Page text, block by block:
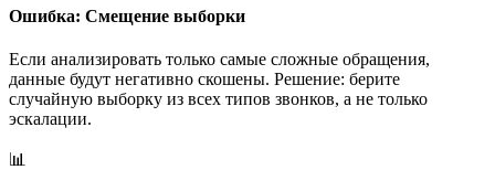
Ошибка: Смещение выборки
Если анализировать только самые сложные обращения,
данные будут негативно скошены. Решение: берите
случайную выборку из всех типов звонков, а не только
эскалации.
📊